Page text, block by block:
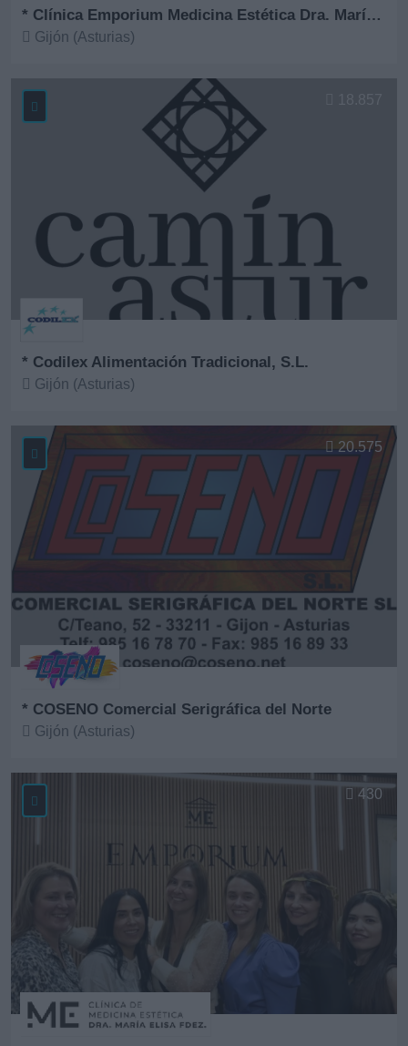
* Clínica Emporium Medicina Estética Dra. María Elisa Fernández
Gijón (Asturias)
* Codilex Alimentación Tradicional, S.L.
Gijón (Asturias)
* COSENO Comercial Serigráfica del Norte
Gijón (Asturias)
20.575
430